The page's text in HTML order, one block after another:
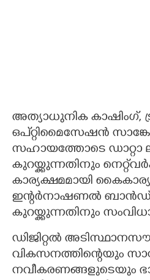
അത്യാധുനിക കാഷിംഗ്,
ഒപ്‌റ്റിമൈസേഷൻ
സഹായത്തോടെ ഡാറ്റാ
കുറയ്ക്കുന്നതിനും
കാര്യക്ഷമമായി
ഇന്റർനാഷണൽ
കുറയ്ക്കുന്നതിനും
ഡിജിറ്റൽ
വികസനത്തിന്റെയും
നവീകരണങ്ങളുടെയും